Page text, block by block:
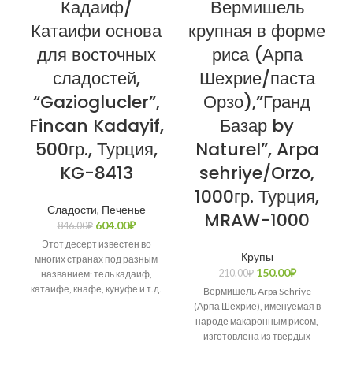
Кадаиф/
Катаифи основа
для восточных
сладостей,
“Gazioglucler”,
Fincan Kadayif,
500гр., Турция,
KG-8413
Сладости, Печенье
846.00₽ 604.00₽
Этот десерт известен во
многих странах под разным
названием: тель кадаиф,
катаифе, кнафе, кунуфе и т.д.
Вермишель
крупная в форме
риса (Арпа
Шехрие/паста
Орзо),”Гранд
Базар by
Naturel”, Arpa
sehriye/Orzo,
1000гр. Турция,
MRAW-1000
Крупы
210.00₽ 150.00₽
Вермишель Arpa Sehriye
(Арпа Шехрие), именуемая в
народе макаронным рисом,
изготовлена из твердых